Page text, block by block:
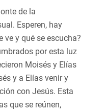
de la
Esperen, hay
y qué se escucha?
por esta luz
Moisés y Elías
y a Elías venir y
con Jesús. Esta
que se reúnen,